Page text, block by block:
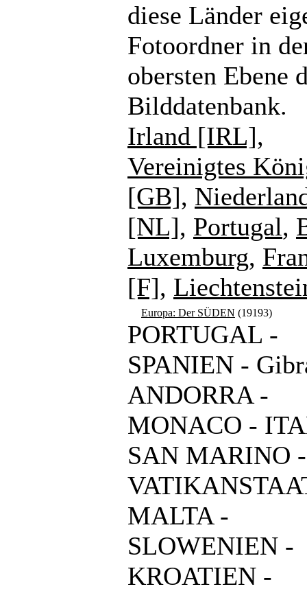
diese Länder
Fotoordner in
obersten Ebene
Bilddatenbank.
Irland [IRL],
Vereinigtes
[GB],
[NL], Portugal,
Luxemburg,
[F],
Europa: Der SÜDEN (19193)
PORTUGAL -
SPANIEN -
ANDORRA -
MONACO -
SAN MARINO -
MALTA -
SLOWENIEN -
KROATIEN -